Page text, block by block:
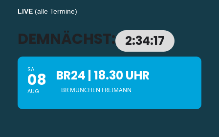
LIVE (alle Termine)
DEMNÄCHST: 2:34:16
SA
08
AUG
BR24 | 18.30 UHR
BR MÜNCHEN FREIMANN